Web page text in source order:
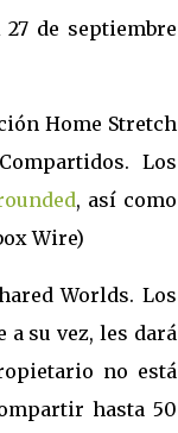
de septiembre
Home Stretch
Los
, así como
Wire)
Worlds. Los
su vez, les dará
no está
hasta 50